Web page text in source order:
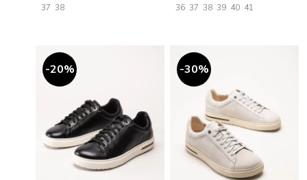
37 38 36 37 38 39 40 41
20% 30%